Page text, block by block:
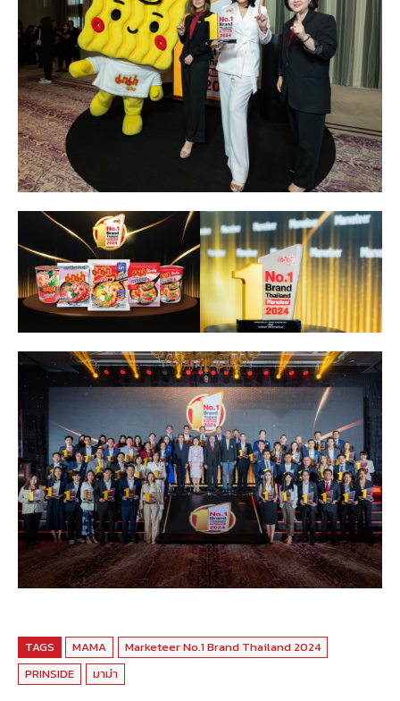
TAGS MAMA
Marketeer No.1 Brand Thailand 2024
PRINSIDE
มาม่า